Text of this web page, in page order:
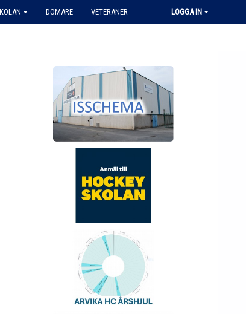
DOMARE VETERANER LOGGA IN